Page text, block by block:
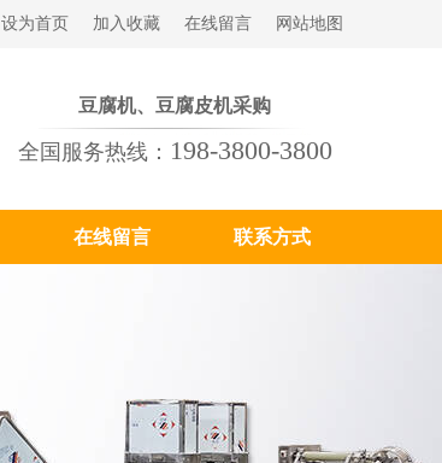
设为首页 加入收藏 在线留言 网站地图
豆腐机、豆腐皮机采购
全国服务热线： 198-3800-3800
在线留言 联系方式